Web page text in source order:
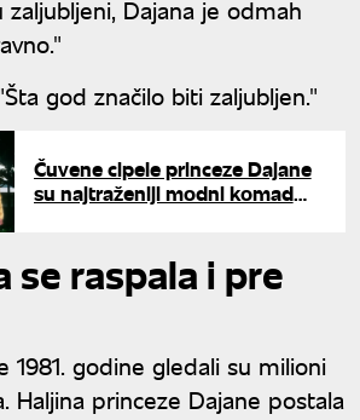
zaljubljeni, Dajana je odmah
god značilo biti zaljubljen."
Čuvene cipele princeze Dajane
su najtraženiji modni komad
se raspala i pre
1981. godine gledali su milioni
Haljina princeze Dajane postala